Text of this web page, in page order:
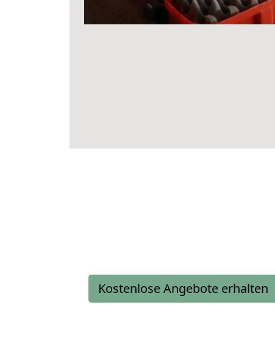
Kostenlose Angebote erhalten